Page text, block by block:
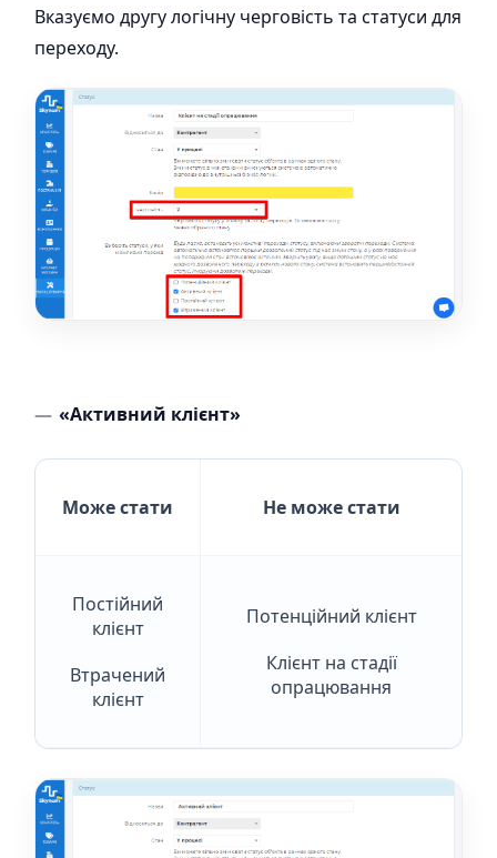
Вказуємо другу логічну черговість та статуси для
переходу.
«Активний клієнт»
Може стати Не може стати
Постійний
клієнт
Втрачений
клієнт
Потенційний клієнт
Клієнт на стадії
опрацювання